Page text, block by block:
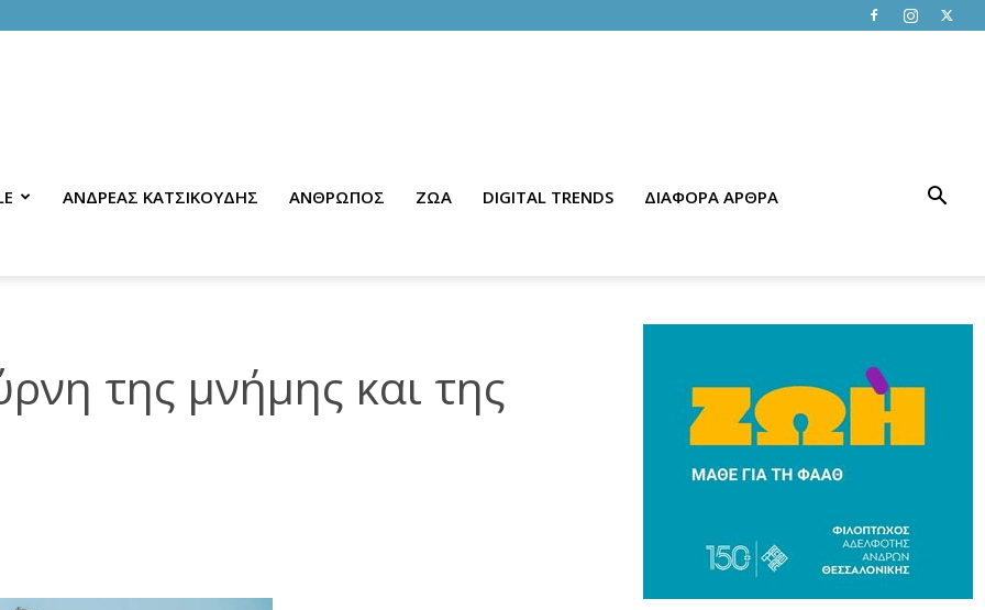
ΑΝΔΡΕΑΣ ΚΑΤΣΙΚΟΥΔΗΣ ΑΝΘΡΩΠΟΣ ΖΩΑ DIGITAL TRENDS ΔΙΑΦΟΡΑ ΑΡΘΡΑ
της μνήμης και της